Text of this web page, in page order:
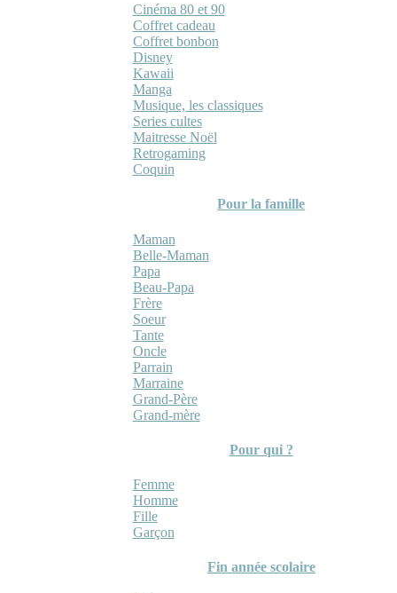
Cinéma 80 et 90
Coffret cadeau
Coffret bonbon
Disney
Kawaii
Manga
Musique, les classiques
Series cultes
Maitresse Noël
Retrogaming
Coquin
Pour la famille
Maman
Belle-Maman
Papa
Beau-Papa
Frère
Soeur
Tante
Oncle
Parrain
Marraine
Grand-Père
Grand-mère
Pour qui ?
Femme
Homme
Fille
Garçon
Fin année scolaire